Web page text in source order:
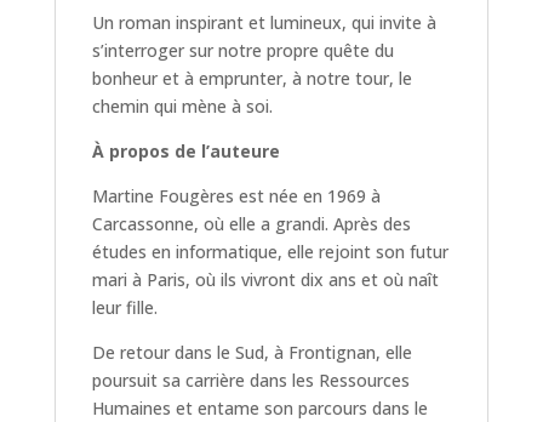
Un roman inspirant et lumineux, qui invite à
s’interroger sur notre propre quête du
bonheur et à emprunter, à notre tour, le
chemin qui mène à soi.
À propos de l’auteure
Martine Fougères est née en 1969 à
Carcassonne, où elle a grandi. Après des
études en informatique, elle rejoint son futur
mari à Paris, où ils vivront dix ans et où naît
leur fille.
De retour dans le Sud, à Frontignan, elle
poursuit sa carrière dans les Ressources
Humaines et entame son parcours dans le